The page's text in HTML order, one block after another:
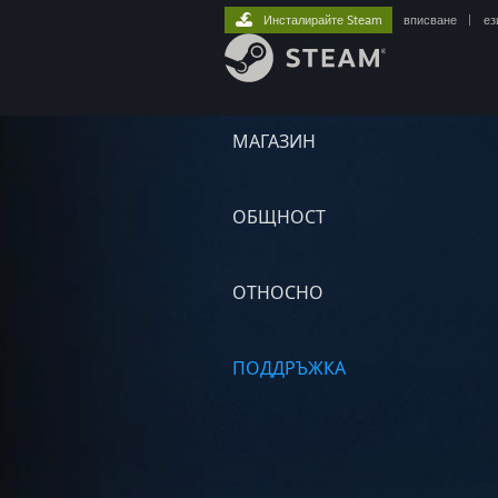
МАГАЗИН
ОБЩНОСТ
ОТНОСНО
ПОДДРЪЖКА
Инсталирайте Steam вписване